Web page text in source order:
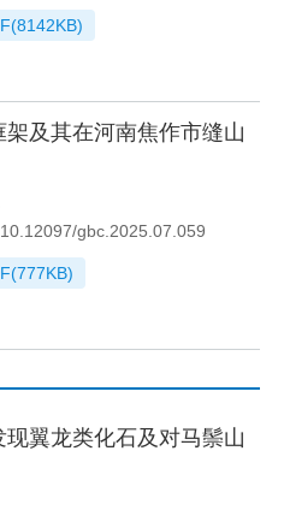
8142KB)
及其在河南焦作市缝山
10.12097/gbc.2025.07.059
777KB)
翼龙类化石及对马鬃山